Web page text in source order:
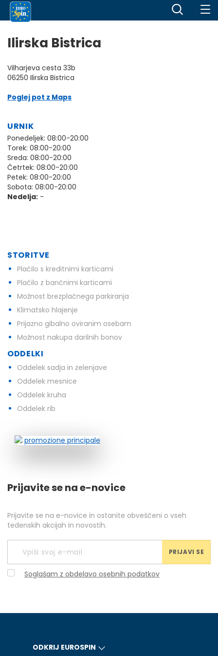
Ilirska Bistrica
Vilharjeva cesta 33b
06250 Ilirska Bistrica
Poglej pot z Maps
URNIK
Ponedeljek: 08:00-20:00
Torek: 08:00-20:00
Sreda: 08:00-20:00
Četrtek: 08:00-20:00
Petek: 08:00-20:00
Sobota: 08:00-20:00
Nedelja: -
STORITVE
Plačilo s kreditnimi karticami
Plačilo z bančnimi karticami
Možnost brezplačnega parkiranja
Klimatsko hlajenje
Prijazno gibalno oviranim osebam
Možnost nakupa darilnih bonov
ODDELKI
Oddelek sadja in zelenjave
Oddelek mesnice
Oddelek kruha
Oddelek rib
Prijavite se na e-novice
Prijavite se na e-novice in ostanite obveščeni o vseh
tedenskih akcijah in novostih.
PRIJAVI SE
Soglašam z obdelavo osebnih podatkov
ODKRIJ EUROSPIN